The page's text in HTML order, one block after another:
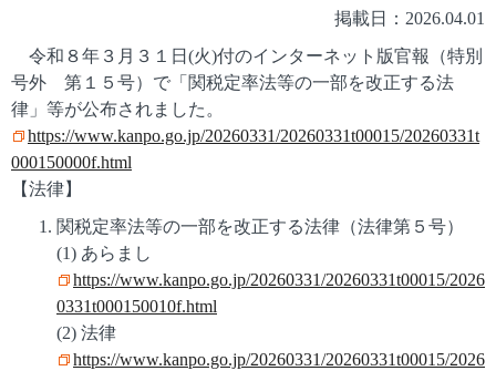
掲載日：2026.04.01
令和８年３月３１日(火)付のインターネット版官報（特別
号外 第１５号）で「関税定率法等の一部を改正する法
律」等が公布されました。
https://www.kanpo.go.jp/20260331/20260331t00015/20260331t
000150000f.html
【法律】
関税定率法等の一部を改正する法律（法律第５号）
(1) あらまし
https://www.kanpo.go.jp/20260331/20260331t00015/2026
0331t000150010f.html
(2) 法律
https://www.kanpo.go.jp/20260331/20260331t00015/2026